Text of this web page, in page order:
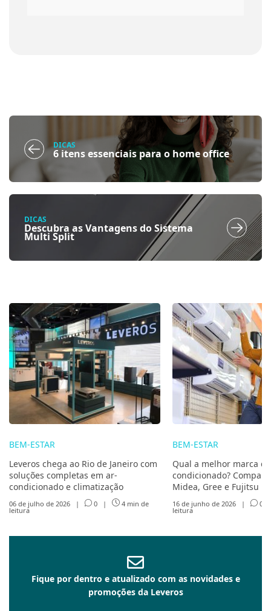
DICAS
6 itens essenciais para o home office
DICAS
Descubra as Vantagens do Sistema
Multi Split
BEM-ESTAR
Leveros chega ao Rio de Janeiro com
soluções completas em ar-
condicionado e climatização
06 de julho de 2026 | 0 | 4 min de
leitura
BEM-ESTAR
Qual a melhor marca
condicionado?
Midea, Gree e Fujitsu
16 de junho de 2026 | 0
leitura
Fique por dentro e atualizado com as novidades e
promoções da Leveros